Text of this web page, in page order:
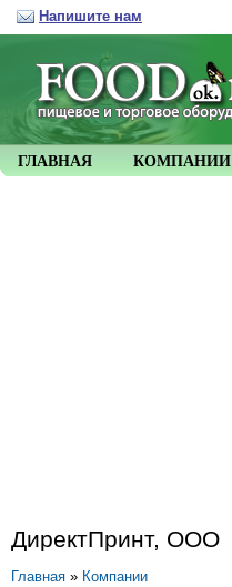
ДиректПринт, ООО
Главная » Компании
ГЛАВНАЯ КОМПАНИИ
Напишите нам